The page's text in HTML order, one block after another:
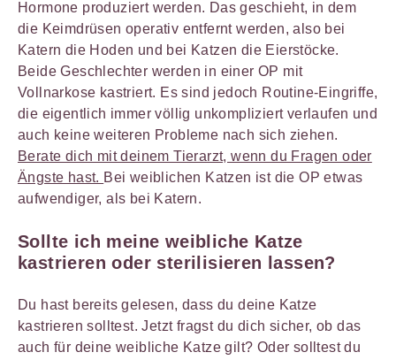
Hormone produziert werden. Das geschieht, in dem
die Keimdrüsen operativ entfernt werden, also bei
Katern die Hoden und bei Katzen die Eierstöcke.
Beide Geschlechter werden in einer OP mit
Vollnarkose kastriert. Es sind jedoch Routine-Eingriffe,
die eigentlich immer völlig unkompliziert verlaufen und
auch keine weiteren Probleme nach sich ziehen.
Berate dich mit deinem Tierarzt, wenn du Fragen oder
Ängste hast. Bei weiblichen Katzen ist die OP etwas
aufwendiger, als bei Katern.
Sollte ich meine weibliche Katze
kastrieren oder sterilisieren lassen?
Du hast bereits gelesen, dass du deine Katze
kastrieren solltest. Jetzt fragst du dich sicher, ob das
auch für deine weibliche Katze gilt? Oder solltest du